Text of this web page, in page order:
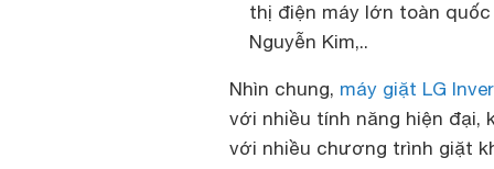
thị điện máy lớn toàn
Nguyễn Kim,..
Nhìn chung, máy giặt LG
với nhiều tính năng hiện đại,
với nhiều chương trình giặt